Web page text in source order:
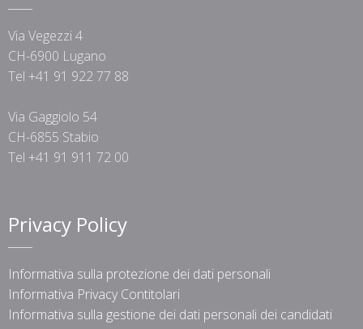
Via Vegezzi 4
CH-6900 Lugano
Tel +41 91 922 77 88
Via Gaggiolo 54
CH-6855 Stabio
Tel +41 91 911 72 00
Privacy Policy
Informativa sulla protezione dei dati personali
Informativa Privacy Contitolari
Informativa sulla gestione dei dati personali dei candidati